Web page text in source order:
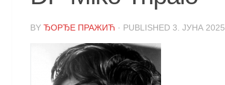
BY ЂОРЂЕ ПРАЖИЋ · PUBLISHED 3. ЈУНА 2025.